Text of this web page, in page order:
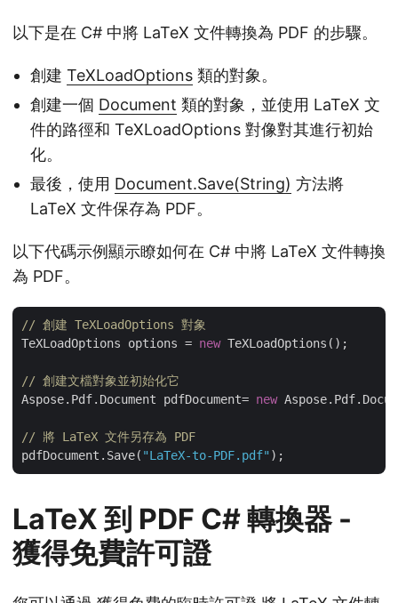
以下是在 C# 中將 LaTeX 文件轉換為 PDF 的步驟。
創建 TeXLoadOptions 類的對象。
創建一個 Document 類的對象，並使用 LaTeX 文
件的路徑和 TeXLoadOptions 對像對其進行初始
化。
最後，使用 Document.Save(String) 方法將
LaTeX 文件保存為 PDF。
以下代碼示例顯示瞭如何在 C# 中將 LaTeX 文件轉換
為 PDF。
// 創建 TeXLoadOptions 對象
TeXLoadOptions options = new TeXLoadOptions();
// 創建文檔對象並初始化它
Aspose.Pdf.Document pdfDocument= new
// 將 LaTeX 文件另存為 PDF
pdfDocument.Save( "LaTeX-to-PDF.pdf"
LaTeX 到 PDF C# 轉換器 -
獲得免費許可證